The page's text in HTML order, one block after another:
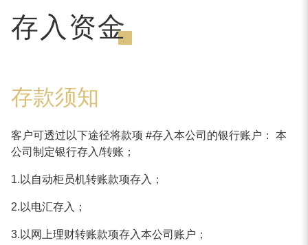
存入资金
存款须知
客户可透过以下途径将款项 #存入本公司的银行账户： 本
公司制定银行存入/转账；
1.以自动柜员机转账款项存入；
2.以电汇存入；
3.以网上理财转账款项存入本公司账户；